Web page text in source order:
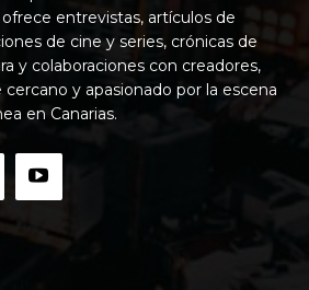
entrevistas, artículos de
de cine y series, crónicas de
y colaboraciones con creadores,
y apasionado por la escena
en Canarias.